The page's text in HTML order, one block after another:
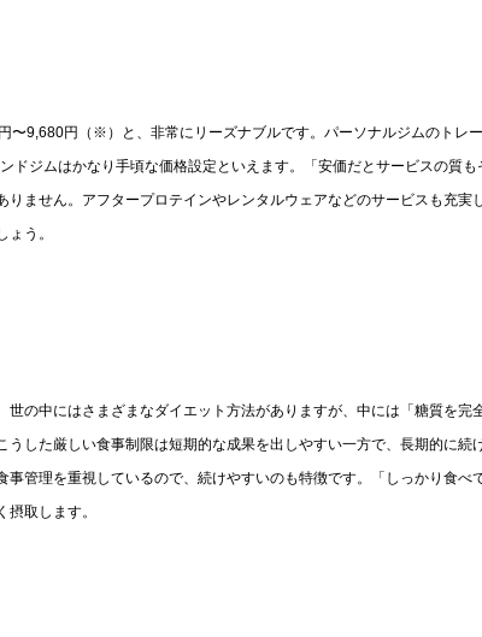
〜9,680円（※）と、非常にリーズナブルです。パーソナルジムのトレ
ジムはかなり手頃な価格設定といえます。「安価だとサービスの質も
ません。アフタープロテインやレンタルウェアなどのサービスも充実
う。
の中にはさまざまなダイエット方法がありますが、中には「糖質を完
した厳しい食事制限は短期的な成果を出しやすい一方で、長期的に続
管理を重視しているので、続けやすいのも特徴です。「しっかり食べ
取します。